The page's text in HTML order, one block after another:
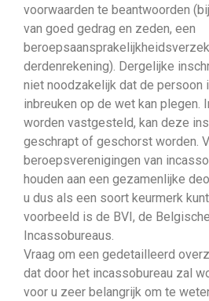
voorwaarden te beantwoorden
van goed gedrag en zeden, een
derdenrekening). Dergelijke
niet noodzakelijk dat de persoon
inbreuken op de wet kan plegen.
worden vastgesteld, kan deze
geschrapt of geschorst worden.
beroepsverenigingen van
houden aan een gezamenlijke
u dus als een soort keurmerk
voorbeeld is de BVI, de
Incassobureaus.
Vraag om een gedetailleerd
dat door het incassobureau zal
voor u zeer belangrijk om te